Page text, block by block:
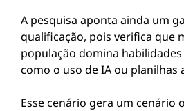
A pesquisa aponta ainda um
qualificação, pois verifica que
população domina
como o uso de IA ou planilhas
Esse cenário gera um cenário